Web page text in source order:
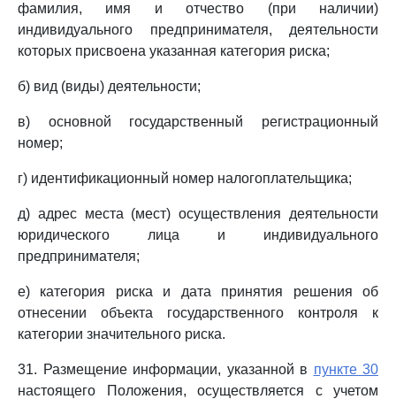
фамилия, имя и отчество (при наличии)
индивидуального предпринимателя, деятельности
которых присвоена указанная категория риска;
б) вид (виды) деятельности;
в) основной государственный регистрационный
номер;
г) идентификационный номер налогоплательщика;
д) адрес места (мест) осуществления деятельности
юридического лица и индивидуального
предпринимателя;
е) категория риска и дата принятия решения об
отнесении объекта государственного контроля к
категории значительного риска.
31. Размещение информации, указанной в пункте 30
настоящего Положения, осуществляется с учетом